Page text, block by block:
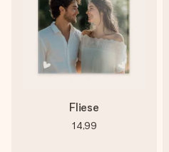
Fliese
14,99